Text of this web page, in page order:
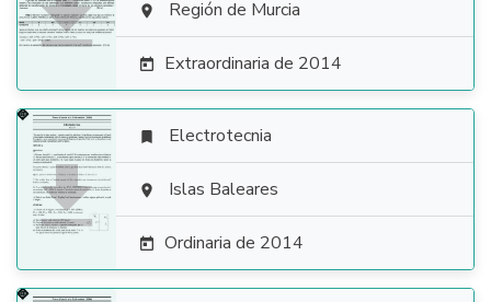
  Región de Murcia
 Extraordinaria de 2014

 Electrotecnia
 Islas Baleares
 Ordinaria de 2014